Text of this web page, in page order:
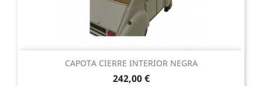
CAPOTA CIERRE INTERIOR NEGRA
Precio
242,00 €